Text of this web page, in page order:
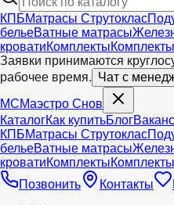
КПБМатрасы Струтоклас
бельеВатные матрасы
кроватиКомплектыКомплекты
Заявки принимаются
рабочее время. Чат с
МСМаэстро Снов
КаталогКак купитьБлог
КПБМатрасы Струтоклас
бельеВатные матрасы
кроватиКомплектыКомплекты
Позвонить
Контакты